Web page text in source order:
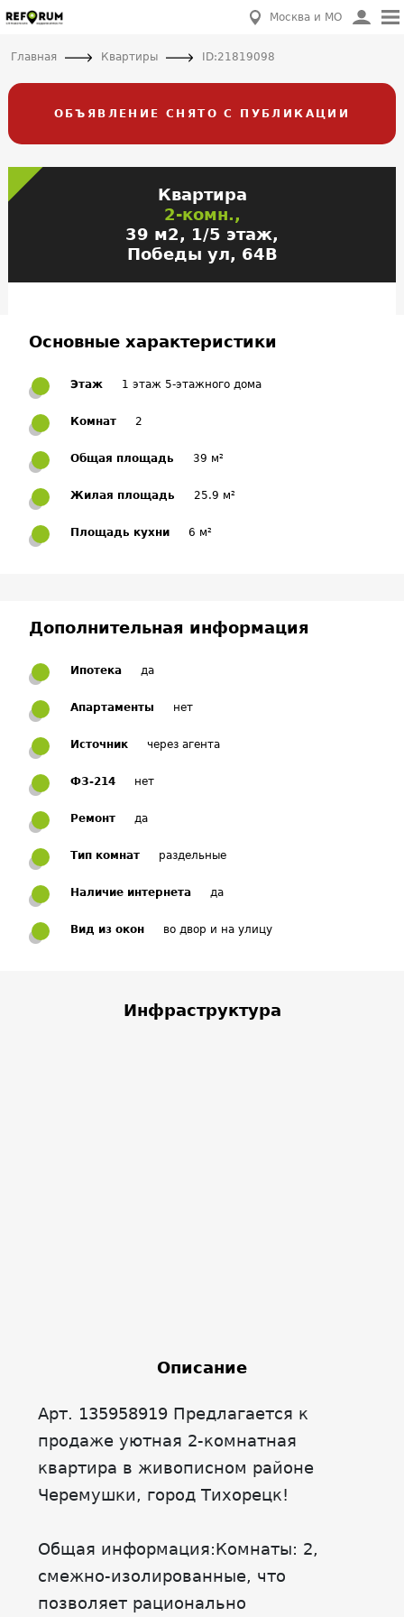
Москва и МО
Главная Квартиры ID:21819098
ОБЪЯВЛЕНИЕ СНЯТО С ПУБЛИКАЦИИ
Квартира
2-комн.,
39 м2, 1/5 этаж,
Победы ул, 64В
Основные характеристики
Этаж 1 этаж 5-этажного дома
Комнат 2
Общая площадь 39 м²
Жилая площадь 25.9 м²
Площадь кухни 6 м²
Дополнительная информация
Ипотека да
Апартаменты нет
Источник через агента
ФЗ-214 нет
Ремонт да
Тип комнат раздельные
Наличие интернета да
Вид из окон во двор и на улицу
Инфраструктура
Описание
Арт. 135958919 Предлагается к
продаже уютная 2-комнатная
квартира в живописном районе
Черемушки, город Тихорецк!
Общая информация:Комнаты: 2,
смежно-изолированные, что
позволяет рационально